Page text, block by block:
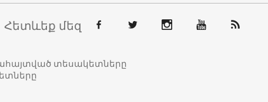
Հետևեք մեզ
տեսակետները